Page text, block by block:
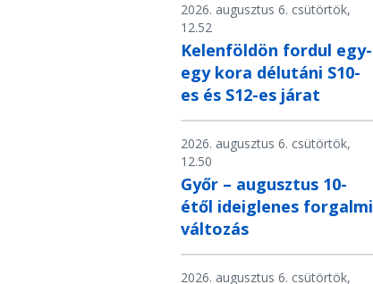
2026. augusztus 6. csütörtök,
12.52
Kelenföldön fordul egy-
egy kora délutáni S10-
es és S12-es járat
2026. augusztus 6. csütörtök,
12.50
Győr – augusztus 10-
étől ideiglenes forgalmi
változás
2026. augusztus 6. csütörtök,